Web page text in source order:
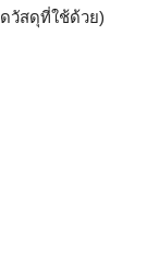
วัสดุที่ใช้ด้วย)